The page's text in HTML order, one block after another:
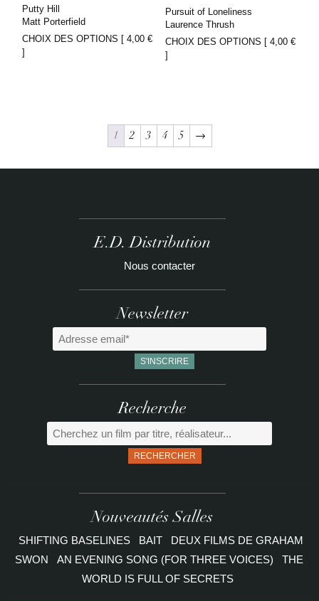
Putty Hill
Matt Porterfield
CHOIX DES OPTIONS [4,00€
]
Pursuit of Loneliness
Laurence Thrush
CHOIX DES OPTIONS [ 4,00 €
]
1 2 3 4 5 →
E.D. Distribution
Nous contacter
Newsletter
Recherche
RECHERCHER
Nouveautés Salles
SHIFTING BASELINES BAIT
DEUX FILMS DE GRAHAM
SWON
AN EVENING SONG (FOR THREE VOICES)
THE
WORLD IS FULL OF SECRETS